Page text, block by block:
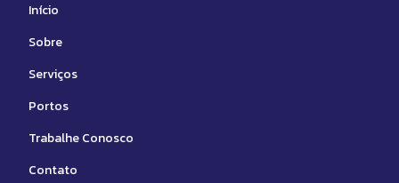
Início
Sobre
Serviços
Portos
Trabalhe Conosco
Contato